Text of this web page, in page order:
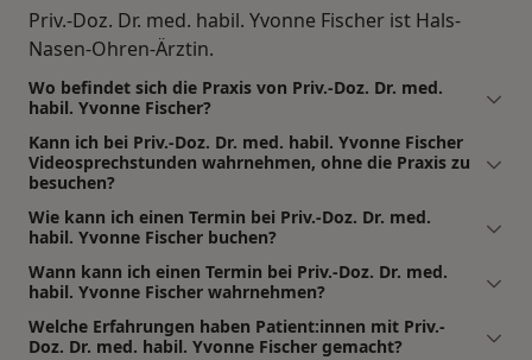
Priv.-Doz. Dr. med. habil. Yvonne Fischer ist Hals-
Nasen-Ohren-Ärztin.
Wo befindet sich die Praxis von Priv.-Doz. Dr. med.
habil. Yvonne Fischer?
Kann ich bei Priv.-Doz. Dr. med. habil. Yvonne Fischer
Videosprechstunden wahrnehmen, ohne die Praxis zu
besuchen?
Wie kann ich einen Termin bei Priv.-Doz. Dr. med.
habil. Yvonne Fischer buchen?
Wann kann ich einen Termin bei Priv.-Doz. Dr. med.
habil. Yvonne Fischer wahrnehmen?
Welche Erfahrungen haben Patient:innen mit Priv.-
Doz. Dr. med. habil. Yvonne Fischer gemacht?